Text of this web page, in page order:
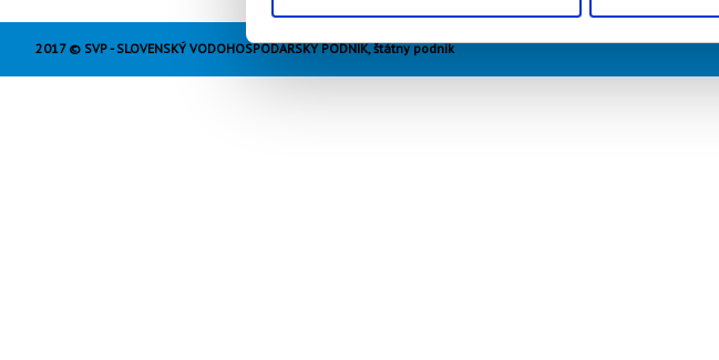
2017 © SVP - SLOVENSKÝ VODOHOSPODÁRSKY PODNIK, štátny podnik